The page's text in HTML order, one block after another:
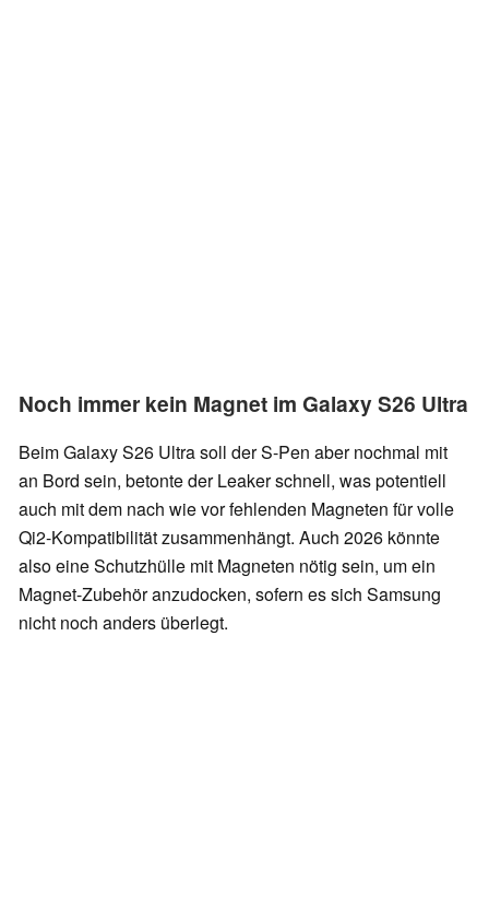
Noch immer kein Magnet im Galaxy S26 Ultra
Beim Galaxy S26 Ultra soll der S-Pen aber nochmal mit
an Bord sein, betonte der Leaker schnell, was potentiell
auch mit dem nach wie vor fehlenden Magneten für volle
Qi2-Kompatibilität zusammenhängt. Auch 2026 könnte
also eine Schutzhülle mit Magneten nötig sein, um ein
Magnet-Zubehör anzudocken, sofern es sich Samsung
nicht noch anders überlegt.